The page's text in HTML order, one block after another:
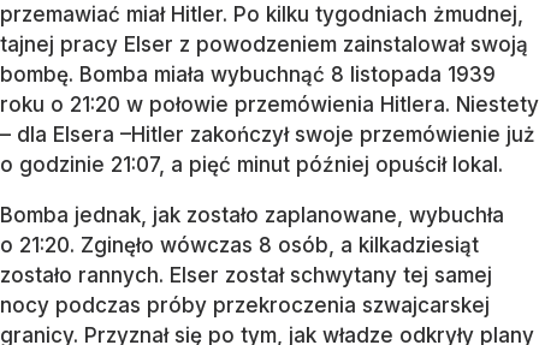
przemawiać miał Hitler. Po kilku tygodniach żmudnej,
tajnej pracy Elser z powodzeniem zainstalował swoją
bombę. Bomba miała wybuchnąć 8 listopada 1939
roku o 21:20 w połowie przemówienia Hitlera. Niestety
– dla Elsera –Hitler zakończył swoje przemówienie już
o godzinie 21:07, a pięć minut później opuścił lokal.
Bomba jednak, jak zostało zaplanowane, wybuchła
o 21:20. Zginęło wówczas 8 osób, a kilkadziesiąt
zostało rannych. Elser został schwytany tej samej
nocy podczas próby przekroczenia szwajcarskej
granicy. Przyznał się po tym, jak władze odkryły plany